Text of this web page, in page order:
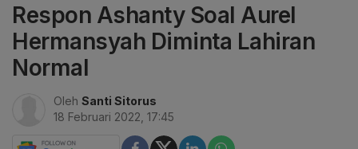
Respon Ashanty Soal Aurel
Hermansyah Diminta Lahiran
Normal
Oleh Santi Sitorus
18 Februari 2022, 17:45